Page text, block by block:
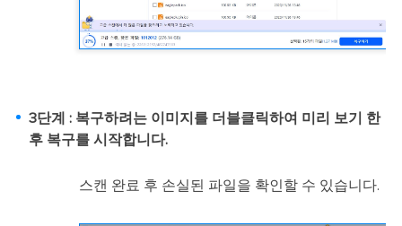
3단계 : 복구하려는 이미지를 더블클릭하여 미리 보기 한
후 복구를 시작합니다.
스캔 완료 후 손실된 파일을 확인할 수 있습니다.